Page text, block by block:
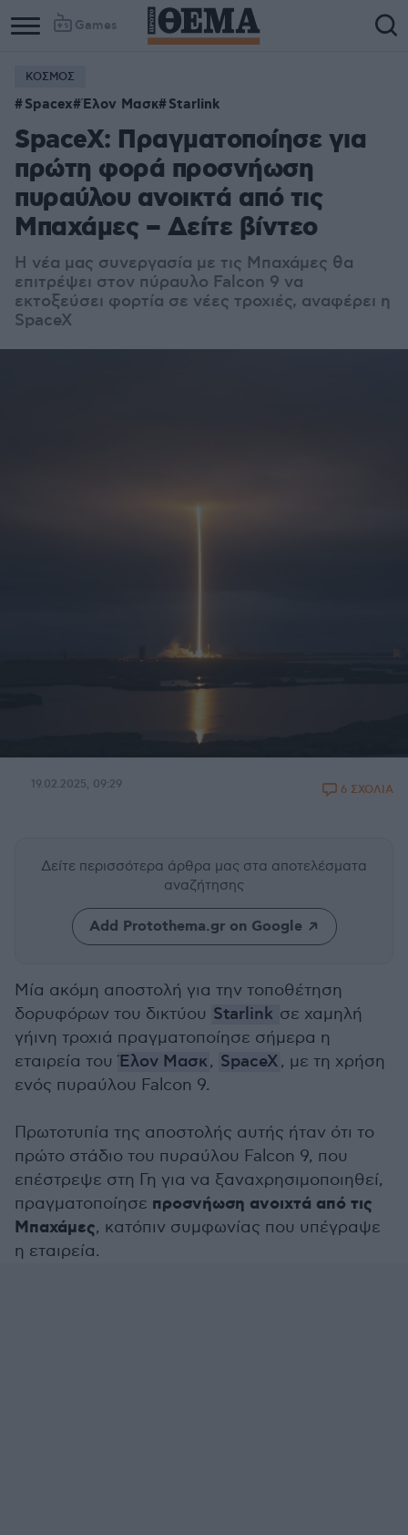
Games
ΚΟΣΜΟΣ
Spacex Έλον Μασκ Starlink
SpaceX: Πραγματοποίησε για
πρώτη φορά προσνήωση
πυραύλου ανοικτά από τις
Μπαχάμες – Δείτε βίντεο
Η νέα μας συνεργασία με τις Μπαχάμες θα
επιτρέψει στον πύραυλο Falcon 9 να
εκτοξεύσει φορτία σε νέες τροχιές, αναφέρει η
SpaceX
19.02.2025, 09:29 6 ΣΧΟΛΙΑ
Δείτε περισσότερα άρθρα μας στα αποτελέσματα
αναζήτησης
Add Protothema.gr on Google
Μία ακόμη αποστολή για την τοποθέτηση
δορυφόρων του δικτύου Starlink σε χαμηλή
γήινη τροχιά πραγματοποίησε σήμερα η
εταιρεία τουΈλον Μασκ, SpaceX, με τη χρήση
ενός πυραύλου Falcon 9.
Πρωτοτυπία της αποστολής αυτής ήταν ότι το
πρώτο στάδιο του πυραύλου Falcon 9, που
επέστρεψε στη Γη για να ξαναχρησιμοποιηθεί,
πραγματοποίησε προσνήωση ανοιχτά από τις
Μπαχάμες, κατόπιν συμφωνίας που υπέγραψε
η εταιρεία.